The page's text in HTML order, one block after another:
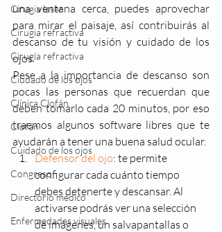
Cirugia laser
Cirugia refractiva
Cirugía refractiva
Ciudado de los ojos
Clínica Clofán
Clofán
Cuidado de los ojos
Congreso
Directorio médico
Enfermedades visuales
una ventana cerca, puedes aprovechar
para mirar el paisaje, así contribuirás al
descanso de tu visión y cuidado de los
ojos.
Pese a la importancia de descanso son
pocas las personas que recuerdan que
deben tomarlo cada 20 minutos, por eso
traemos algunos software libres que te
ayudarán a tener una buena salud ocular.
Defensor del ojo: te permite
configurar cada cuánto tiempo
debes detenerte y descansar. Al
activarse podrás ver una selección
de imágenes, un salvapantallas o